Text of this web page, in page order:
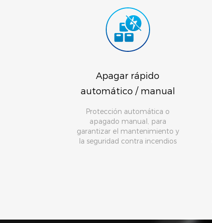
Apagar rápido
automático / manual
Protección automática o
apagado manual, para
garantizar el mantenimiento y
la seguridad contra incendios